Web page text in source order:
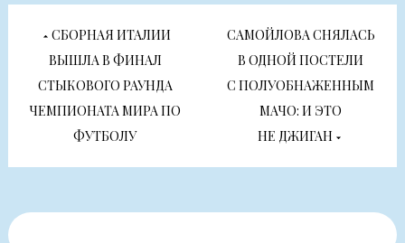
Навигация
по
записям
СБОРНАЯ ИТАЛИИ
ВЫШЛА В ФИНАЛ
СТЫКОВОГО РАУНДА
ЧЕМПИОНАТА МИРА ПО
ФУТБОЛУ
САМОЙЛОВА СНЯЛАСЬ
В ОДНОЙ ПОСТЕЛИ
С ПОЛУОБНАЖЕННЫМ
МАЧО: И ЭТО
НЕ ДЖИГАН